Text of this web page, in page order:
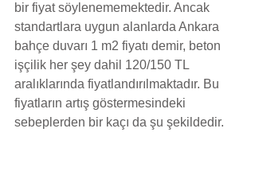
bir fiyat söylenememektedir. Ancak
standartlara uygun alanlarda Ankara
bahçe duvarı 1 m2 fiyatı demir, beton
işçilik her şey dahil 120/150 TL
aralıklarında fiyatlandırılmaktadır. Bu
fiyatların artış göstermesindeki
sebeplerden bir kaçı da şu şekildedir.